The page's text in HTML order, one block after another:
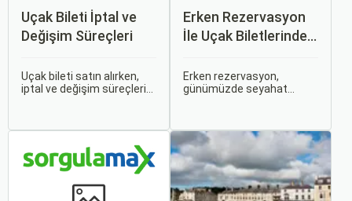
Uçak Bileti İptal ve
Değişim Süreçleri
Uçak bileti satın alırken,
iptal ve değişim süreçlerini
makalede, uçak bileti iptal
ve değişim süreçlerinin
durumlarda ücret iadesi
Erken Rezervasyon
İle Uçak Biletlerinde
İndirimler: Nasıl
Avantajlar Sağlanır?
Erken rezervasyon,
günümüzde seyahat
en önemli yollarından biri
haline gelmiştir. Özellikle
tatil veya iş seyahatlerinde
uçak biletlerine erken
rezervasyon yapmak, daha